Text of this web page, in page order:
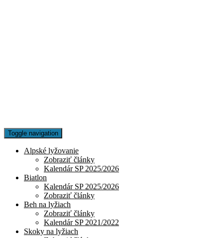
Toggle navigation
Alpské lyžovanie
Zobraziť články
Kalendár SP 2025/2026
Biatlon
Kalendár SP 2025/2026
Zobraziť články
Beh na lyžiach
Zobraziť články
Kalendár SP 2021/2022
Skoky na lyžiach